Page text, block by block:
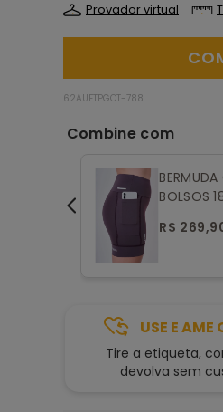
Provador virtual
62AUFTPGCT-788
BOLSOS
R$
USE E AME
Tire a etiqueta,
devolva sem